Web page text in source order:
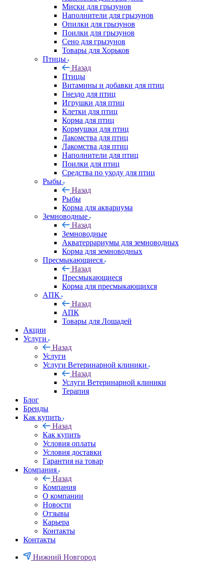
Миски для грызунов
Наполнители для грызунов
Опилки для грызунов
Поилки для грызунов
Сено для грызунов
Товары для Хорьков
Птицы
Назад
Птицы
Витамины и добавки для птиц
Гнездо для птиц
Игрушки для птиц
Клетки для птиц
Корма для птиц
Кормушки для птиц
Лакомства для птиц
Лакомства для птиц
Наполнители для птиц
Поилки для птиц
Средства по уходу для птиц
Рыбы
Назад
Рыбы
Корма для аквариума
Земноводные
Назад
Земноводные
Акватеррариумы для земноводных
Корма для земноводных
Пресмыкающиеся
Назад
Пресмыкающиеся
Корма для пресмыкающихся
АПК
Назад
АПК
Товары для Лошадей
Акции
Услуги
Назад
Услуги
Услуги Ветеринарной клиники
Назад
Услуги Ветеринарной клиники
Терапия
Блог
Бренды
Как купить
Назад
Как купить
Условия оплаты
Условия доставки
Гарантия на товар
Компания
Назад
Компания
О компании
Новости
Отзывы
Карьера
Контакты
Контакты
Нижний Новгород